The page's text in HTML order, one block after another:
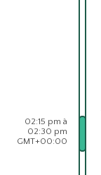
02:15 pm à
02:30 pm
GMT+00:00